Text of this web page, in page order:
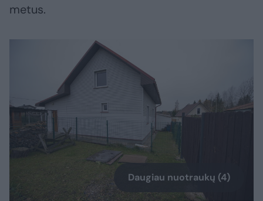
metus.
Daugiau nuotraukų (4)